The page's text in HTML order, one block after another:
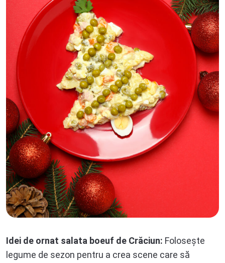
Idei de ornat salata boeuf de Crăciun: Folosește
legume de sezon pentru a crea scene care să